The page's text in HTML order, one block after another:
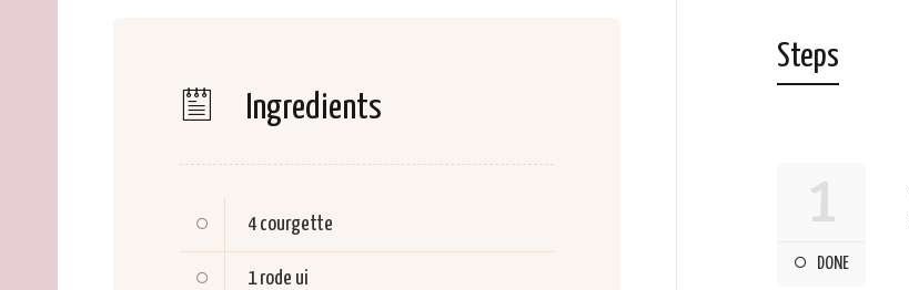
Ingredients
4 courgette
1 rode ui
Steps
1
DONE